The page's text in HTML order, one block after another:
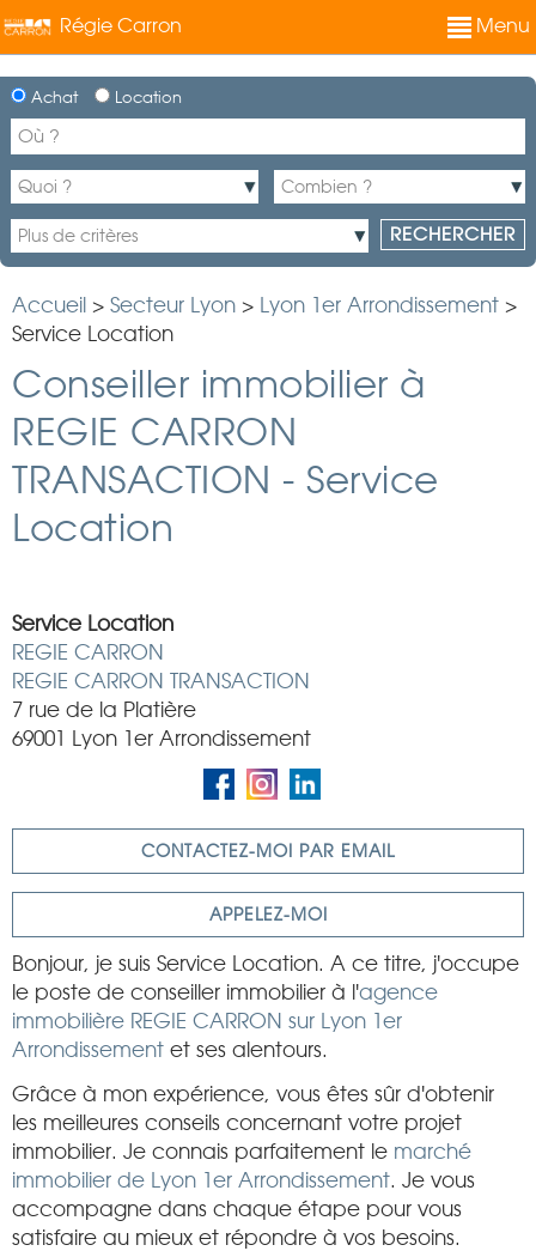
Régie Carron Menu
Achat Location
Accueil > Secteur Lyon > Lyon 1er Arrondissement >
Service Location
Conseiller immobilier à
REGIE CARRON
TRANSACTION - Service
Location
Service Location
REGIE CARRON
REGIE CARRON TRANSACTION
7 rue de la Platière
69001 Lyon 1er Arrondissement
CONTACTEZ-MOI PAR EMAIL
APPELEZ-MOI
Bonjour, je suis Service Location. A ce titre, j'occupe
le poste de conseiller immobilier à l'agence
immobilière REGIE CARRON sur Lyon 1er
Arrondissement et ses alentours.
Grâce à mon expérience, vous êtes sûr d'obtenir
les meilleures conseils concernant votre projet
immobilier. Je connais parfaitement le marché
immobilier de Lyon 1er Arrondissement. Je vous
accompagne dans chaque étape pour vous
satisfaire au mieux et répondre à vos besoins.